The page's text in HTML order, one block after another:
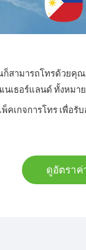
ามารถโทรด้วยคุณ
เธอร์แลนด์ ทั้งหม
คเกจการโทร เพื่อ
ดูอัตราค่